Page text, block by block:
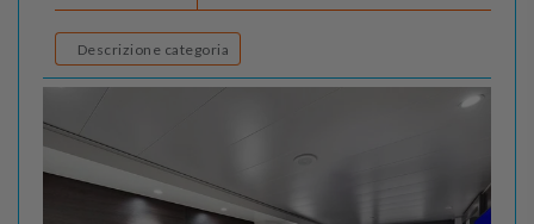
Descrizione categoria